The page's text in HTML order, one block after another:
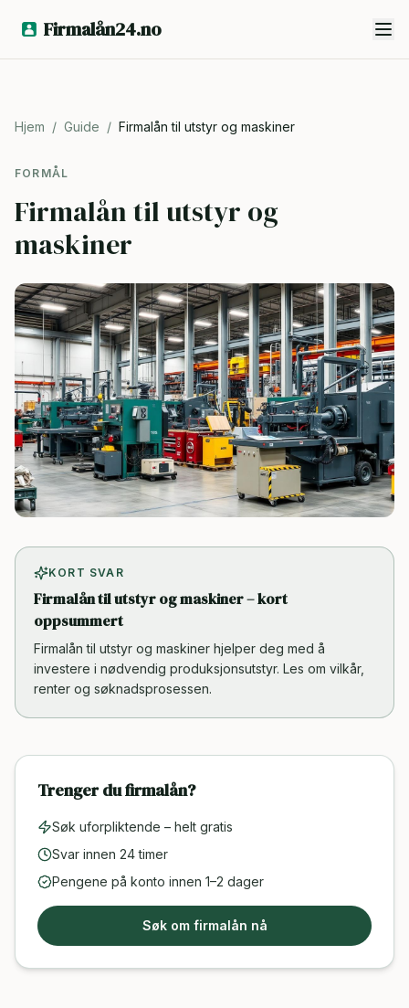
Firmalån24.no
Hjem / Guide / Firmalån til utstyr og maskiner
FORMÅL
Firmalån til utstyr og
maskiner
KORT SVAR
Firmalån til utstyr og maskiner – kort
oppsummert
Firmalån til utstyr og maskiner hjelper deg med å
investere i nødvendig produksjonsutstyr. Les om vilkår,
renter og søknadsprosessen.
Trenger du firmalån?
Søk uforpliktende – helt gratis
Svar innen 24 timer
Pengene på konto innen 1–2 dager
Søk om firmalån nå